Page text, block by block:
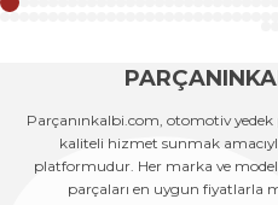
Parçanınkalbi.com, otomotiv yedek
kaliteli hizmet sunmak
platformudur. Her marka ve
parçaları en uygun fiyatlarla